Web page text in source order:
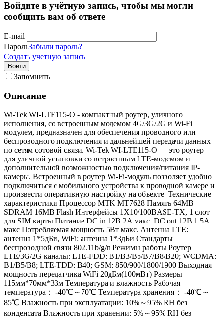
Войдите в учётную запись, чтобы мы могли
сообщить вам об ответе
E-mail
ПарольЗабыли пароль?
Создать учетную запись
Войти
Запомнить
Описание
Wi-Tek WI-LTE115-O - компактный роутер, уличного
исполнения, со встроенным модемом 4G/3G/2G и Wi-Fi
модулем, предназначен для обеспечения проводного или
беспроводного подключения и дальнейшей передачи данных
по сетям сотовой связи. Wi-Tek WI-LTE115-O — это роутер
для уличной установки со встроенным LTE-модемом и
дополнительной возможностью подключения/питания IP-
камеры. Встроенный в роутер Wi-Fi-модуль позволяет удобно
подключиться с мобильного устройства к проводной камере и
произвести оперативную настройку на объекте. Технические
характеристики Процессор MTK MT7628 Память 64MB
SDRAM 16MB Flash Интерфейсы 1X10/100BASE-TX, 1 слот
для SIM карты Питание DC in 12В 2A макс. DC out 12В 1.5A
макс Потребляемая мощность 5Вт макс. Антенна LTE:
антенна 1*5дБи, WiFi: антенна 1*3дБи Стандарты
беспроводной связи 802.11b/g/n Режимы работы Роутер
LTE/3G/2G каналы: LTE-FDD: B1/B3/B5/B7/B8/B20; WCDMA:
B1/B5/B8; LTE-TDD: B40; GSM: 850/900/1800/1900 Выходная
мощность передатчика WiFi 20дБм(100мВт) Размеры
115мм*70мм*33м Температура и влажность Рабочая
температура： -40℃～70℃ Температура хранения： -40℃～
85℃ Влажность при эксплуатации: 10%～95% RH без
конденсата Влажность при хранении: 5%～95% RH без